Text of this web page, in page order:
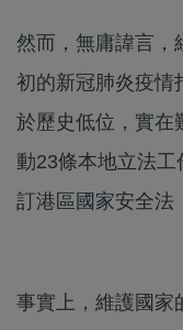
然而，無庸諱言，
初的新冠肺炎疫情
於歷史低位，實在
動23條本地立法工
訂港區國家安全法
事實上，維護國家